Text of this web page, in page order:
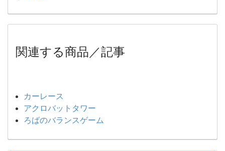
関連する商品／記事
カーレース
アクロバットタワー
ろばのバランスゲーム